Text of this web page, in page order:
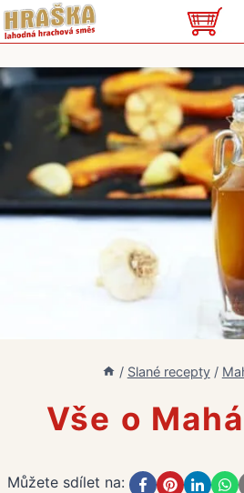
Přeskočit
na
/ Slané recepty /
Vše o
Můžete sdílet na: